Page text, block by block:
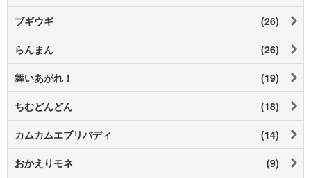
ブギウギ (26)
らんまん (26)
舞いあがれ！ (19)
ちむどんどん (18)
カムカムエブリバディ (14)
おかえりモネ (9)